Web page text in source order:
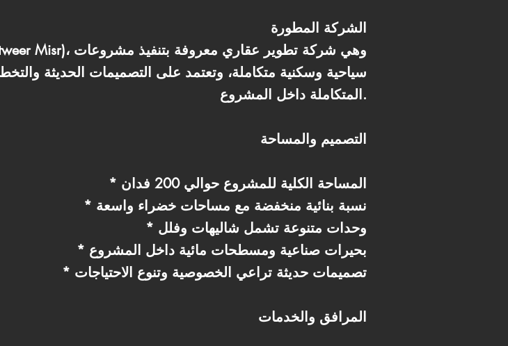
الشركة المطورة
سياحية وسكنية متكاملة، وتعتمد على التصميمات الحديثة
المتكاملة داخل المشروع.
التصميم والمساحة
* المساحة الكلية للمشروع حوالي 200 فدان
* نسبة بنائية منخفضة مع مساحات خضراء واسعة
* وحدات متنوعة تشمل شاليهات وفلل
* بحيرات صناعية ومسطحات مائية داخل المشروع
* تصميمات حديثة تراعي الخصوصية وتنوع الاحتياجات
المرافق والخدمات